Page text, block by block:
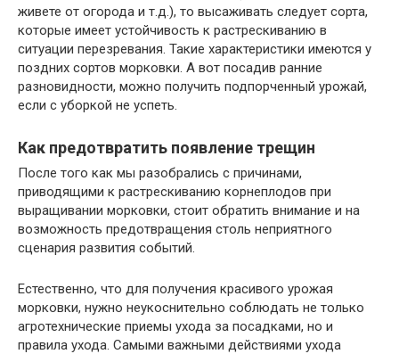
живете от огорода и т.д.), то высаживать следует сорта,
которые имеет устойчивость к растрескиванию в
ситуации перезревания. Такие характеристики имеются у
поздних сортов морковки. А вот посадив ранние
разновидности, можно получить подпорченный урожай,
если с уборкой не успеть.
Как предотвратить появление трещин
После того как мы разобрались с причинами,
приводящими к растрескиванию корнеплодов при
выращивании морковки, стоит обратить внимание и на
возможность предотвращения столь неприятного
сценария развития событий.
Естественно, что для получения красивого урожая
морковки, нужно неукоснительно соблюдать не только
агротехнические приемы ухода за посадками, но и
правила ухода. Самыми важными действиями ухода